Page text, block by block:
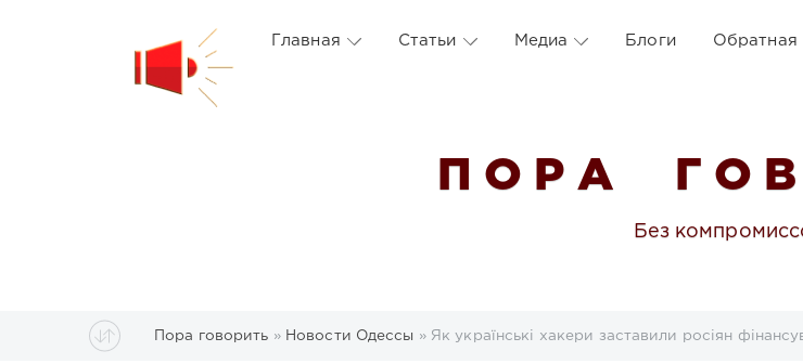
Главная Статьи Медиа Блоги Обратная
П О Р А Г О В
Без
Пора говорить » Новости Одессы » Як українські хакери заставили росіян